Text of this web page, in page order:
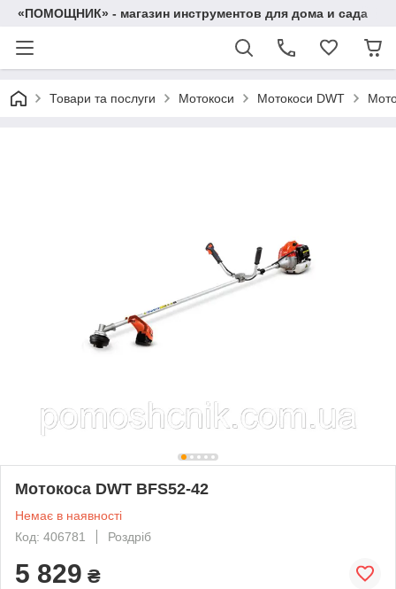
«ПОМОЩНИК» - магазин инструментов для дома и сада
Товари та послуги Мотокоси Мотокоси DWT
Мотокоса DWT BFS52-42
Немає в наявності
Код: 406781
Роздріб
5 829 ₴